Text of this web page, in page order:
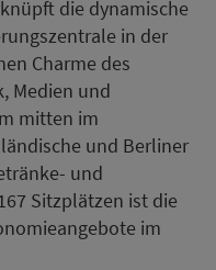
die dynamische
in der
Charme des
Medien und
mitten im
und Berliner
und
Sitzplätzen ist die
im